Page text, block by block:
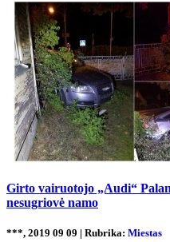
Girto vairuotojo „Audi“
nesugriovė namo
***, 2019 09 09 | Rubrika: Miestas